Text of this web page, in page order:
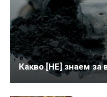
Какво [НЕ] знаем за